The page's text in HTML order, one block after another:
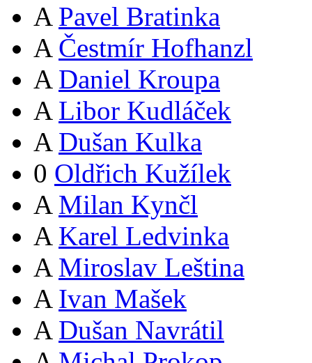
A Pavel Bratinka
A Čestmír Hofhanzl
A Daniel Kroupa
A Libor Kudláček
A Dušan Kulka
0 Oldřich Kužílek
A Milan Kynčl
A Karel Ledvinka
A Miroslav Leština
A Ivan Mašek
A Dušan Navrátil